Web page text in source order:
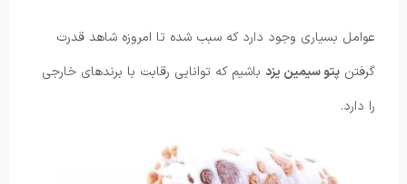
عوامل بسیاری وجود دارد که سبب شده تا امروزه شاهد قدرت
گرفتن پتو سیمین یزد باشیم که توانایی رقابت با برندهای خارجی
را دارد.